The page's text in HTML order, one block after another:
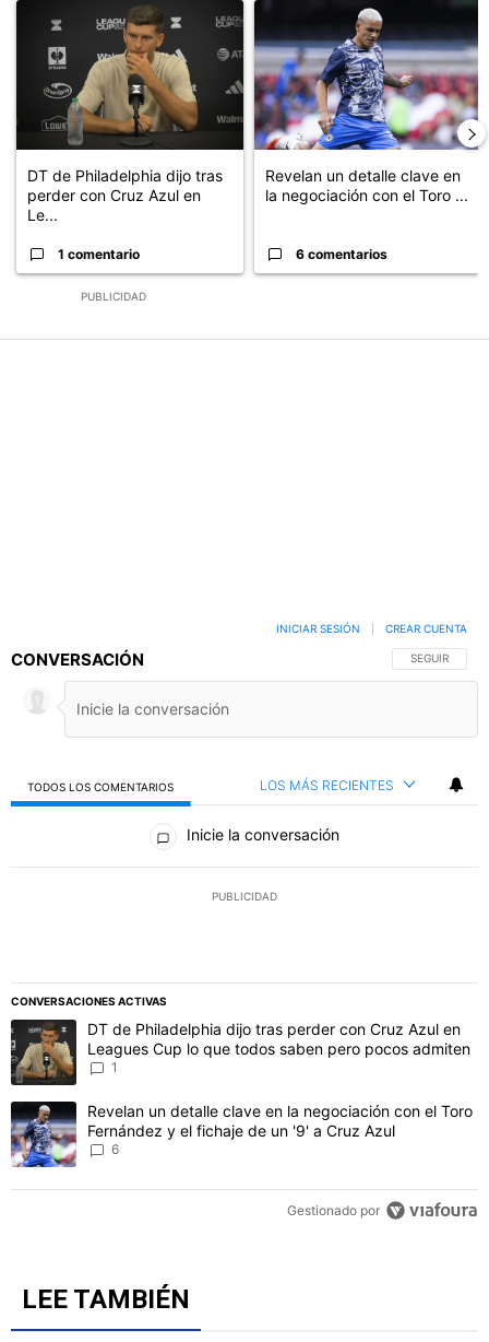
PUBLICIDAD
Un artículo de tendencia con el título "DT de Philadelphia dijo
DT de Philadelphia dijo tras
perder con Cruz Azul en
Le...
1 comentario
Un artículo de tendencia con
Revelan un detalle clave en
la negociación con el Toro ...
6 comentarios
CONVERSACIÓN SIGA ESTA
SEGUIR
INICIAR SESIÓN CREAR CUENTA
TODOS LOS COMENTARIOS LOS MÁS RECIENTES
Todos los comentarios
Inicie la conversación
PUBLICIDAD
CONVERSACIONES ACTIVAS
Este listado muestra los artículos con más comentarios en los
Un artículo de tendencia con el título "DT de Philadelphia dijo
DT de Philadelphia dijo tras perder con Cruz Azul en
Leagues Cup lo que todos saben pero pocos admiten
1
Un artículo de tendencia con el título "Revelan un detalle clave
Revelan un detalle clave en la negociación con el Toro
Fernández y el fichaje de un '9' a Cruz Azul
6
Gestionado por
LEE TAMBIÉN